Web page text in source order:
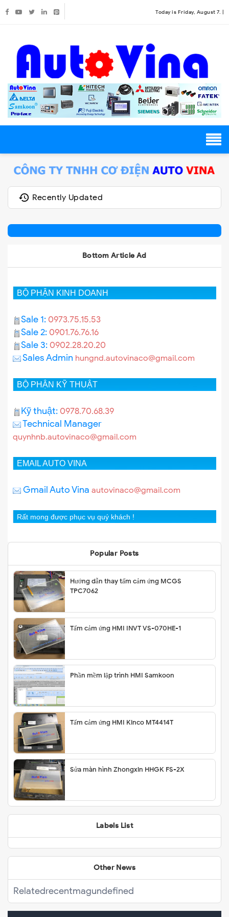
Today is Friday, August 7. |
Recently Updated
Bottom Article Ad
BỘ PHẬN KINH DOANH
Sale 1: 0973.75.15.53
Sale 2: 0901.76.76.16
Sale 3: 0902.28.20.20
Sales Admin hungnd.autovinaco@gmail.com
BỘ PHẬN KỸ THUẬT
Kỹ thuật: 0978.70.68.39
Technical Manager
quynhnb.autovinaco@gmail.com
EMAIL AUTO VINA
Gmail Auto Vina autovinaco@gmail.com
Rất mong được phục vụ quý khách !
Popular Posts
Hướng dẫn thay tấm cảm ứng MCGS
TPC7062
Tấm cảm ứng HMI INVT VS-070HE-1
Phần mềm lập trình HMI Samkoon
Tấm cảm ứng HMI Kinco MT4414T
Sửa màn hình Zhongxin HHGK FS-2X
Labels List
Other News
Relatedrecentmagundefined